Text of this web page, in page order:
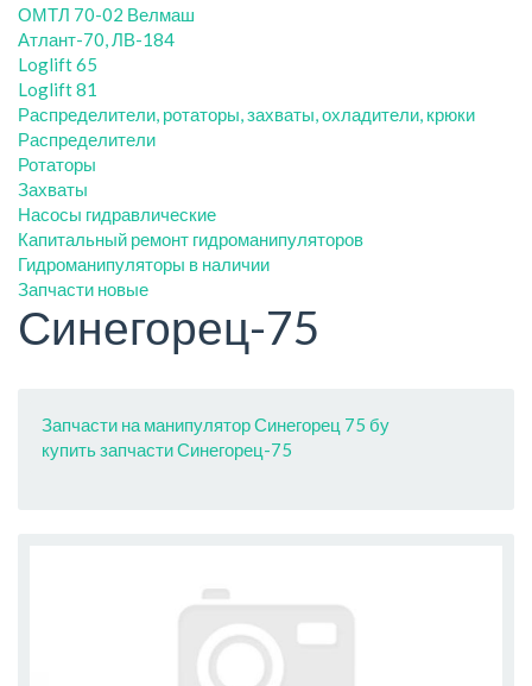
ОМТЛ 70-02 Велмаш
Атлант-70, ЛВ-184
Loglift 65
Loglift 81
Распределители, ротаторы, захваты, охладители, крюки
Распределители
Ротаторы
Захваты
Насосы гидравлические
Капитальный ремонт гидроманипуляторов
Гидроманипуляторы в наличии
Запчасти новые
Синегорец-75
Запчасти на манипулятор Синегорец 75 бу
купить запчасти Синегорец-75